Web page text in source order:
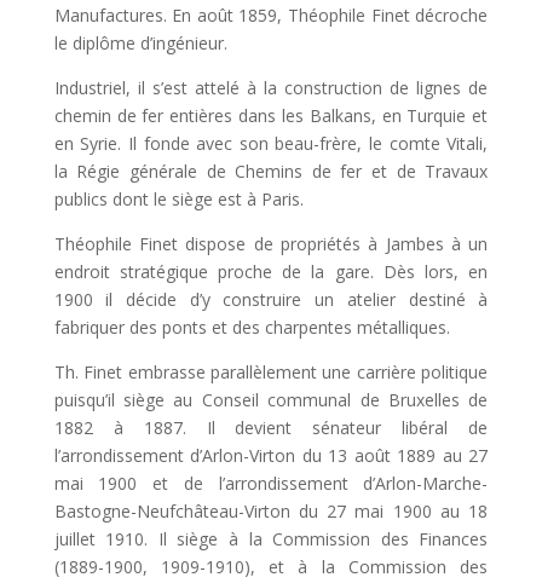
Manufactures. En août 1859, Théophile Finet décroche
le diplôme d’ingénieur.
Industriel, il s’est attelé à la construction de lignes de
chemin de fer entières dans les Balkans, en Turquie et
en Syrie. Il fonde avec son beau-frère, le comte Vitali,
la Régie générale de Chemins de fer et de Travaux
publics dont le siège est à Paris.
Théophile Finet dispose de propriétés à Jambes à un
endroit stratégique proche de la gare. Dès lors, en
1900 il décide d’y construire un atelier destiné à
fabriquer des ponts et des charpentes métalliques.
Th. Finet embrasse parallèlement une carrière politique
puisqu’il siège au Conseil communal de Bruxelles de
1882 à 1887. Il devient sénateur libéral de
l’arrondissement d’Arlon-Virton du 13 août 1889 au 27
mai 1900 et de l’arrondissement d’Arlon-Marche-
Bastogne-Neufchâteau-Virton du 27 mai 1900 au 18
juillet 1910. Il siège à la Commission des Finances
(1889-1900, 1909-1910), et à la Commission des